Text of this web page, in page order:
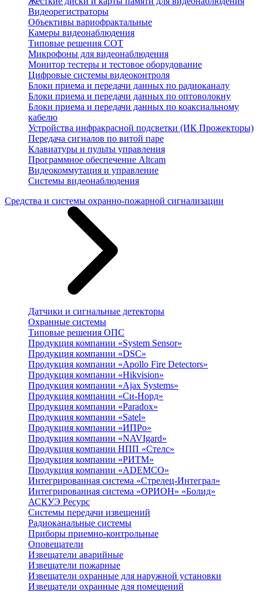
Видеорегистраторы
Объективы вариофрактальные
Камеры видеонаблюдения
Типовые решения СОТ
Микрофоны для видеонаблюдения
Монитор тестеры и тестовое оборудование
Цифровые системы видеоконтроля
Блоки приема и передачи данных по радиоканалу
Блоки приема и передачи данных по оптоволокну
Блоки приема и передачи данных по коаксиальному
кабелю
Устройства инфракрасной подсветки (ИК Прожекторы)
Передача сигналов по витой паре
Клавиатуры и пульты управления
Программное обеспечение Altcam
Видеокоммутация и управление
Системы видеонаблюдения
Средства и системы охранно-пожарной сигнализации
Датчики и сигнальные детекторы
Охранные системы
Типовые решения ОПС
Продукция компании «System Sensor»
Продукция компании «DSC»
Продукция компании «Apollo Fire Detectors»
Продукция компании «Hikvision»
Продукция компании «Ajax Systems»
Продукция компании «Си-Норд»
Продукция компании «Paradox»
Продукция компании «Satel»
Продукция компании «ИПРо»
Продукция компании «NAVIgard»
Продукция компании НПП «Стелс»
Продукция компании «РИТМ»
Продукция компании «ADEMCO»
Интегрированная система «Стрелец-Интеграл»
Интегрированная система «ОРИОН» «Болид»
АСКУЭ Ресурс
Системы передачи извещений
Радиоканальные системы
Приборы приемно-контрольные
Оповещатели
Извещатели аварийные
Извещатели пожарные
Извещатели охранные для наружной установки
Извещатели охранные для помещений